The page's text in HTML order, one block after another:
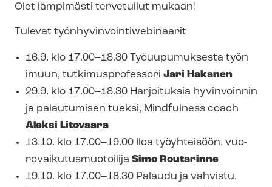
Olet lämpimästi tervetullut mukaan!
Tulevat työnhyvinvointiwebinaarit
16.9. klo 17.00–18.30 Työuupumuksesta työn
imuun, tut­ki­mus­pro­fes­so­ri Jari Hakanen
29.9. klo 17.00–18.30 Harjoituksia hyvinvoinnin
ja palautumisen tueksi, Mindfulness coach
Aleksi Litovaara
13.10. klo 17.00–19.00 Iloa työyhteisöön, vuo­
ro­vai­ku­tus­muo­toi­li­ja Simo Routarinne
19.10. klo 17.00–18.30 Palaudu ja vahvistu,